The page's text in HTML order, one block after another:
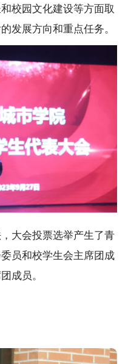
校园文化建设等方面取
发展方向和重点任务。
大会投票选举产生了青
员和校学生会主席团成
成员。